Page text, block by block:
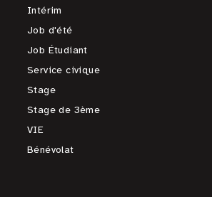
Intérim
Job d'été
Job Étudiant
Service civique
Stage
Stage de 3ème
VIE
Bénévolat